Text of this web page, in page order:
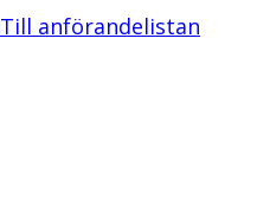
Till anförandelistan